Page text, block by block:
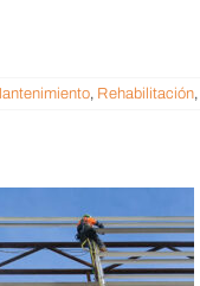
, Rehabilitación,